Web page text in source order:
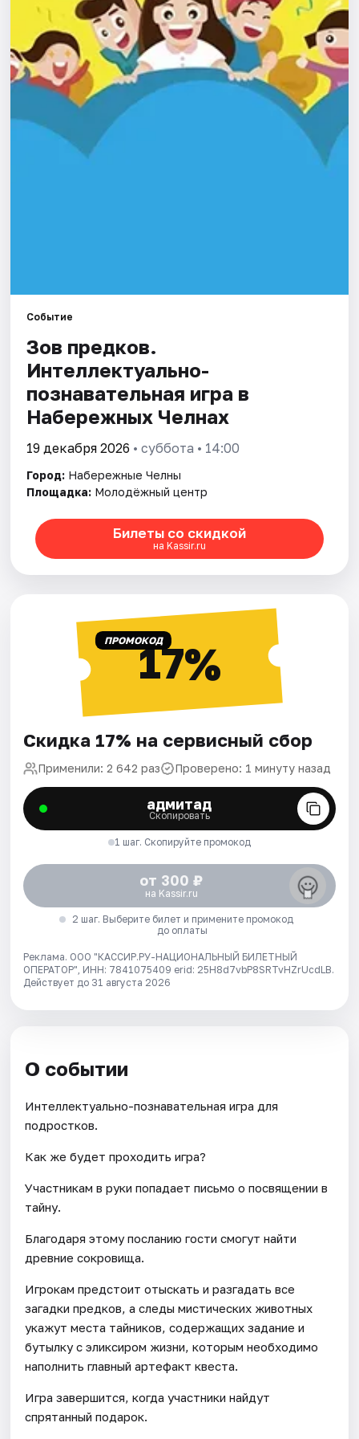
Площадки
Артисты
Рейтинги
Событие
Зов предков.
Интеллектуально-
познавательная игра в
Набережных Челнах
19 декабря 2026 • суббота • 14:00
Город: Набережные Челны
Площадка: Молодёжный центр
Билеты со скидкой
на Kassir.ru
ПРОМОКОД17%
Скидка 17% на сервисный сбор
Применили: 2 642 раз Проверено: 1 минуту назад
адмитад
Скопировать
1 шаг. Скопируйте промокод
от 300 ₽
на Kassir.ru
2 шаг. Выберите билет и примените промокод
до оплаты
Реклама. ООО "КАССИР.РУ-НАЦИОНАЛЬНЫЙ БИЛЕТНЫЙ
ОПЕРАТОР", ИНН: 7841075409 erid: 25H8d7vbP8SRTvHZrUcdLB.
Действует до 31 августа 2026
О событии
Интеллектуально-познавательная игра для
подростков.
Как же будет проходить игра?
Участникам в руки попадает письмо о посвящении в
тайну.
Благодаря этому посланию гости смогут найти
древние сокровища.
Игрокам предстоит отыскать и разгадать все
загадки предков, а следы мистических животных
укажут места тайников, содержащих задание и
бутылку с эликсиром жизни, которым необходимо
наполнить главный артефакт квеста.
Игра завершится, когда участники найдут
спрятанный подарок.